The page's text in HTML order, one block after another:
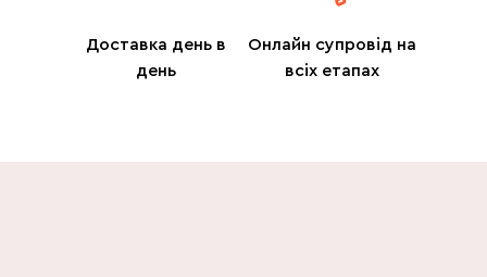
Доставка день в
день
Онлайн супровід на
всіх етапах